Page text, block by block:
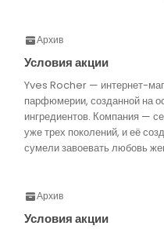
Архив
Условия акции
Yves Rocher — интернет-
парфюмерии, созданной на
ингредиентов. Компания —
уже трех поколений, и её
сумели завоевать любовь
Архив
Условия акции